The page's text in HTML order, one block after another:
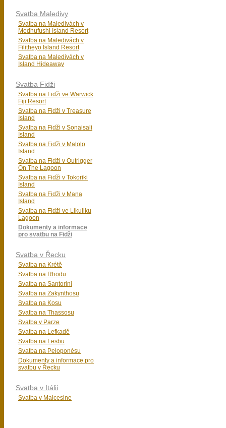
Svatba Maledivy
Svatba na Maledivách v
Medhufushi Island Resort
Svatba na Maledivách v
Filitheyo Island Resort
Svatba na Maledivách v
Island Hideaway
Svatba Fidži
Svatba na Fidži ve Warwick
Fiji Resort
Svatba na Fidži v Treasure
Island
Svatba na Fidži v Sonaisali
Island
Svatba na Fidži v Malolo
Island
Svatba na Fidži v Outrigger
On The Lagoon
Svatba na Fidži v Tokoriki
Island
Svatba na Fidži v Mana
Island
Svatba na Fidži ve Likuliku
Lagoon
Dokumenty a informace
pro svatbu na Fidži
Svatba v Řecku
Svatba na Krétě
Svatba na Rhodu
Svatba na Santorini
Svatba na Zakynthosu
Svatba na Kosu
Svatba na Thassosu
Svatba v Parze
Svatba na Lefkadě
Svatba na Lesbu
Svatba na Peloponésu
Dokumenty a informace pro
svatbu v Řecku
Svatba v Itálii
Svatba v Malcesine